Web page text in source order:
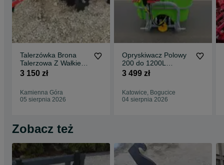
Talerzówka Brona
Talerzowa Z Wałkiem
Strunowym Strumyk
3 150 zł
Kamienna Góra
05 sierpnia 2026
Opryskiwacz Polowy
200 do 1200L
Zawieszany Z
3 499 zł
Katowice, Bogucice
04 sierpnia 2026
Zobacz też